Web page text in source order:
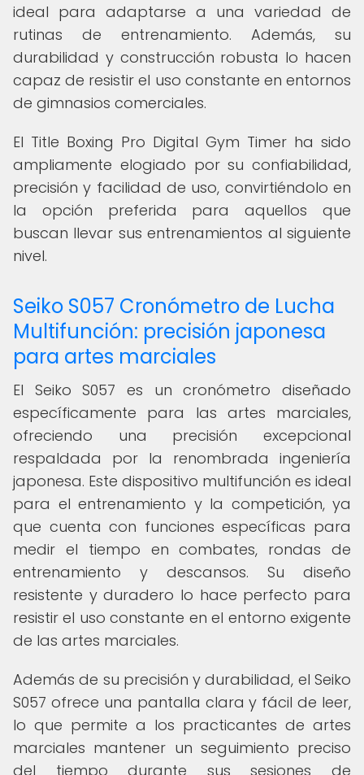
ideal para adaptarse a una variedad de
rutinas de entrenamiento. Además, su
durabilidad y construcción robusta lo hacen
capaz de resistir el uso constante en entornos
de gimnasios comerciales.
El Title Boxing Pro Digital Gym Timer ha sido
ampliamente elogiado por su confiabilidad,
precisión y facilidad de uso, convirtiéndolo en
la opción preferida para aquellos que
buscan llevar sus entrenamientos al siguiente
nivel.
Seiko S057 Cronómetro de Lucha
Multifunción: precisión japonesa
para artes marciales
El Seiko S057 es un cronómetro diseñado
específicamente para las artes marciales,
ofreciendo una precisión excepcional
respaldada por la renombrada ingeniería
japonesa. Este dispositivo multifunción es ideal
para el entrenamiento y la competición, ya
que cuenta con funciones específicas para
medir el tiempo en combates, rondas de
entrenamiento y descansos. Su diseño
resistente y duradero lo hace perfecto para
resistir el uso constante en el entorno exigente
de las artes marciales.
Además de su precisión y durabilidad, el Seiko
S057 ofrece una pantalla clara y fácil de leer,
lo que permite a los practicantes de artes
marciales mantener un seguimiento preciso
del tiempo durante sus sesiones de